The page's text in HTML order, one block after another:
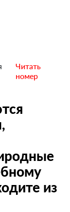
Читать
номер
из